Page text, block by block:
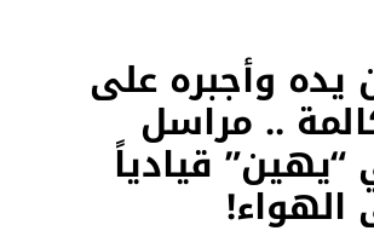
وأجبره على
.. مراسل
“يهين” قيادياً
الهواء!